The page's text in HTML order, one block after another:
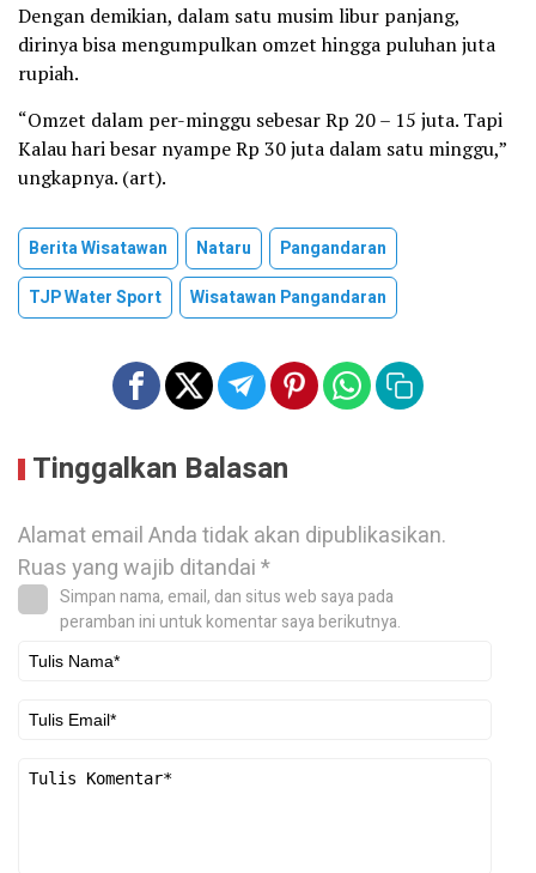
Dengan demikian, dalam satu musim libur panjang,
dirinya bisa mengumpulkan omzet hingga puluhan juta
rupiah.
“Omzet dalam per-minggu sebesar Rp 20 – 15 juta. Tapi
Kalau hari besar nyampe Rp 30 juta dalam satu minggu,”
ungkapnya. (art).
Berita Wisatawan Nataru
Pangandaran
TJP Water Sport
Wisatawan Pangandaran
Tinggalkan Balasan
Alamat email Anda tidak akan dipublikasikan.
Ruas yang wajib ditandai*
Simpan nama, email, dan situs web saya pada
peramban ini untuk komentar saya berikutnya.